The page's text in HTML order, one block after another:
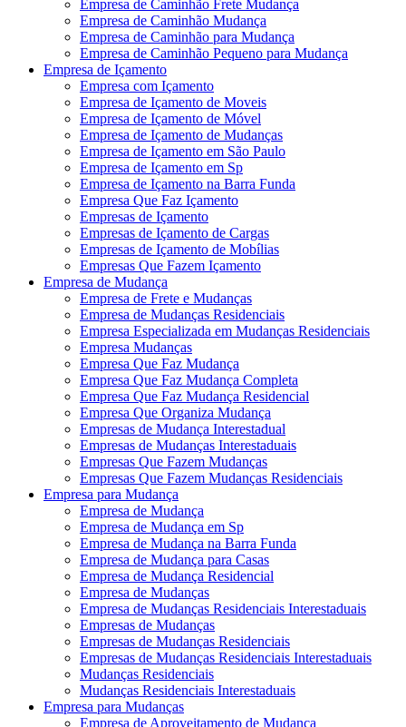
Empresa de Caminhão Frete Mudança
Empresa de Caminhão Mudança
Empresa de Caminhão para Mudança
Empresa de Caminhão Pequeno para Mudança
Empresa de Içamento
Empresa com Içamento
Empresa de Içamento de Moveis
Empresa de Içamento de Móvel
Empresa de Içamento de Mudanças
Empresa de Içamento em São Paulo
Empresa de Içamento em Sp
Empresa de Içamento na Barra Funda
Empresa Que Faz Içamento
Empresas de Içamento
Empresas de Içamento de Cargas
Empresas de Içamento de Mobílias
Empresas Que Fazem Içamento
Empresa de Mudança
Empresa de Frete e Mudanças
Empresa de Mudanças Residenciais
Empresa Especializada em Mudanças Residenciais
Empresa Mudanças
Empresa Que Faz Mudança
Empresa Que Faz Mudança Completa
Empresa Que Faz Mudança Residencial
Empresa Que Organiza Mudança
Empresas de Mudança Interestadual
Empresas de Mudanças Interestaduais
Empresas Que Fazem Mudanças
Empresas Que Fazem Mudanças Residenciais
Empresa para Mudança
Empresa de Mudança
Empresa de Mudança em Sp
Empresa de Mudança na Barra Funda
Empresa de Mudança para Casas
Empresa de Mudança Residencial
Empresa de Mudanças
Empresa de Mudanças Residenciais Interestaduais
Empresas de Mudanças
Empresas de Mudanças Residenciais
Empresas de Mudanças Residenciais Interestaduais
Mudanças Residenciais
Mudanças Residenciais Interestaduais
Empresa para Mudanças
Empresa de Aproveitamento de Mudança